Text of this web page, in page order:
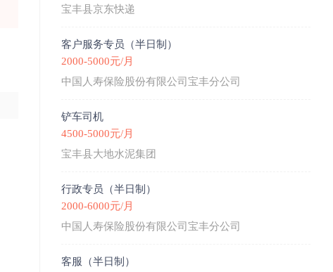
乡镇（如杨庄店），亲民定价、品类全、活动多 - 会员体
宝丰县金三角霞光购物广场1层
宝丰县京东快递
客户服务专员（半日制）
2000-5000元/月
中国人寿保险股份有限公司宝丰分公司
铲车司机
4500-5000元/月
宝丰县大地水泥集团
行政专员（半日制）
2000-6000元/月
中国人寿保险股份有限公司宝丰分公司
客服（半日制）